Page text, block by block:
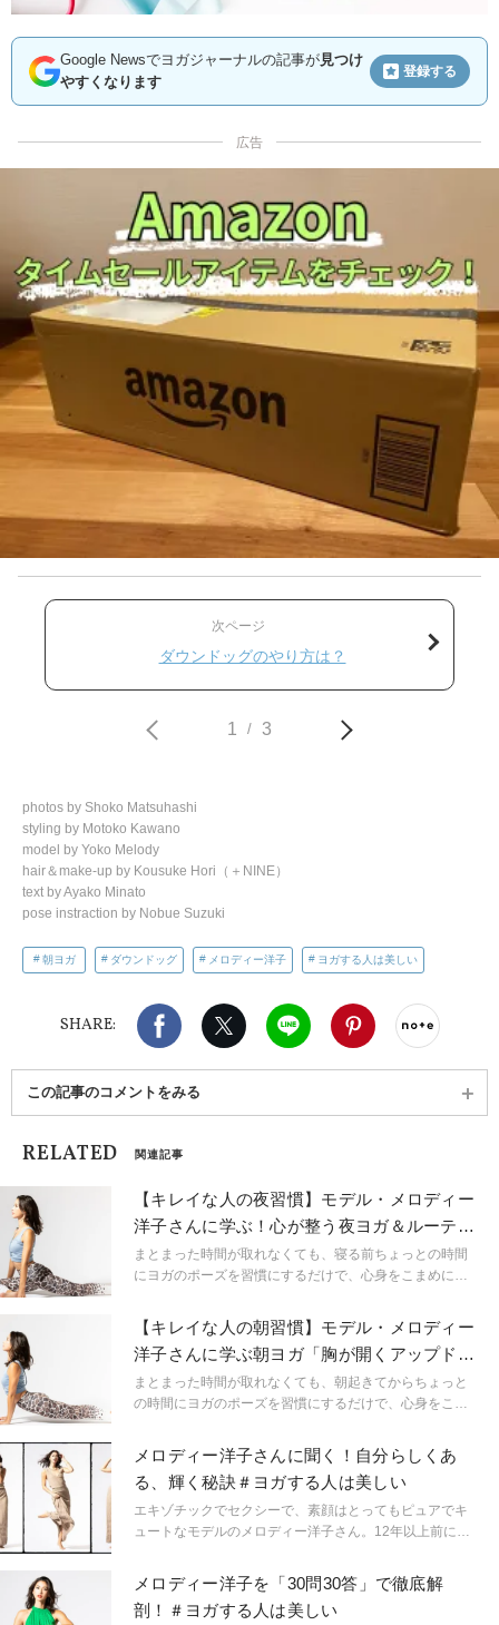
Google Newsでヨガジャーナルの記事が見つけ
やすくなります
登録する
広告
次ページ
ダウンドッグのやり方は？
1 / 3
photos by Shoko Matsuhashi
styling by Motoko Kawano
model by Yoko Melody
hair＆make-up by Kousuke Hori（＋NINE）
text by Ayako Minato
pose instraction by Nobue Suzuki
朝ヨガ ダウンドッグ メロディー洋子 ヨガする人は美しい
SHARE:
Facebook X（旧twitter）
LINE Pinterest
この記事のコメントをみる
RELATED 関連記事
【キレイな人の夜習慣】モデル・メロディー
洋子さんに学ぶ！心が整う夜ヨガ＆ルーティ
ン
まとまった時間が取れなくても、寝る前ちょっとの時間
にヨガのポーズを習慣にするだけで、心身をこまめにメ
ってくる。そんなメロディー洋子さんのルーティンを参
考に、ヘルシーなボディ＆マインドで毎日をもっと心地
よく楽しんでいきましょう！
【キレイな人の朝習慣】モデル・メロディー
洋子さんに学ぶ朝ヨガ「胸が開くアップドッ
グ」
まとまった時間が取れなくても、朝起きてからちょっと
の時間にヨガのポーズを習慣にするだけで、心身をこま
で変わってくる。そんなメロディー洋子さんのルーティ
ンを参考に、ヘルシーなボディ＆マインドで毎日をもっ
と心地よく楽しんでいきましょう！
メロディー洋子さんに聞く！自分らしくあ
る、輝く秘訣＃ヨガする人は美しい
エキゾチックでセクシーで、素顔はとってもピュアでキ
ュートなモデルのメロディー洋子さん。12年以上前にヨ
大切さを学び、癒され、伝え続けながら、２年前にはヨ
ガインストラクターの資格も取得されました！ 時間を
重ねるごとに、内も外もどんどんと磨きがかかり、会う
メロディー洋子を「30問30答」で徹底解
剖！＃ヨガする人は美しい